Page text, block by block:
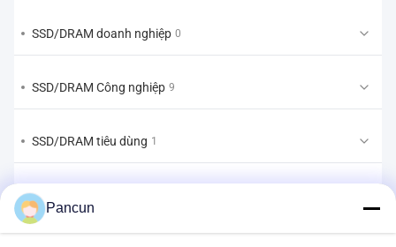
SSD/DRAM doanh nghiệp 0
SSD/DRAM Công nghiệp 9
SSD/DRAM tiêu dùng 1
EMMC/UFS/LPDDR
Pancun